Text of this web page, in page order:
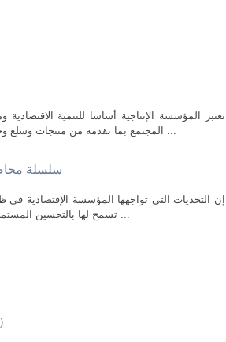
تعتبر المؤسسة الإنتاجية أساسا للتنمية
المجتمع بما تقدمه من منتجات وسلع وخدمات. تعد إدارة الإنتاج والعمليات من المجالات الحاسمة في سياق إدارة ...
سلسلة
إن التحديات التي تواجهها المؤسسة الإقتصادية في
تسمح لها بالتحسين المستمر لأدائها مما يضمن لها ديمومتها، وتعد مراقبة التسيير الأداة المؤهلة لذلك ...
)